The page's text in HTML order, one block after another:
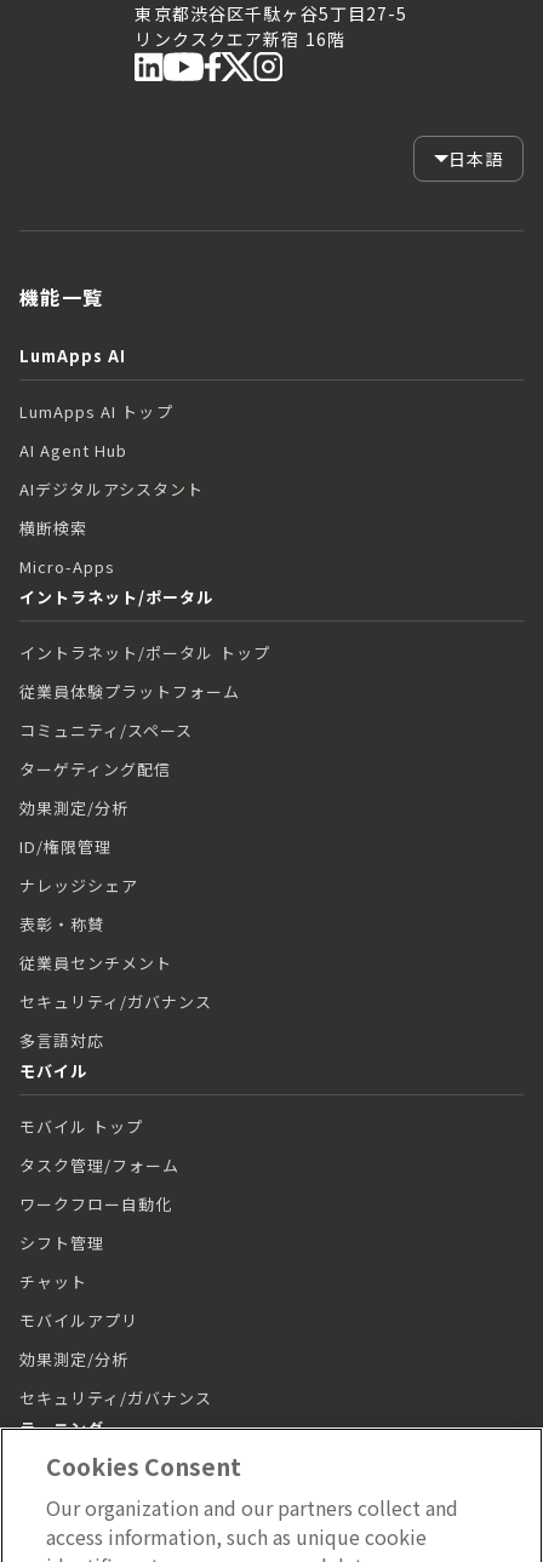
東京都渋谷区千駄ヶ谷5丁目27-5
リンクスクエア新宿 16階
日本語
機能一覧
LumApps AI
LumApps AI トップ
AI Agent Hub
AIデジタルアシスタント
横断検索
Micro-Apps
イントラネット/ポータル
イントラネット/ポータル トップ
従業員体験プラットフォーム
コミュニティ/スペース
ターゲティング配信
効果測定/分析
ID/権限管理
ナレッジシェア
表彰・称賛
従業員センチメント
セキュリティ/ガバナンス
多言語対応
モバイル
モバイル トップ
タスク管理/フォーム
ワークフロー自動化
シフト管理
チャット
モバイルアプリ
効果測定/分析
セキュリティ/ガバナンス
ラーニング
動画（LumApps Play）
Cookies Consent
Our organization and our partners collect and
access information, such as unique cookie